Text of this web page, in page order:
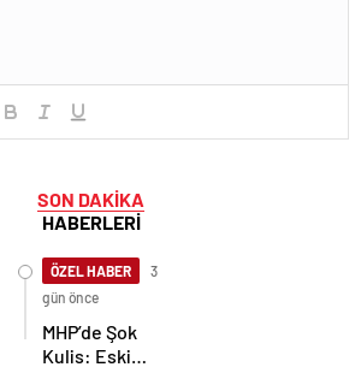
SON DAKİKA
HABERLERİ
ÖZEL HABER
3
gün önce
MHP’de Şok
Kulis: Eski